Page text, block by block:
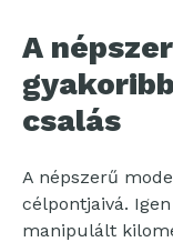
A
csalás
A népszerű
célpontjaivá.
manipulált